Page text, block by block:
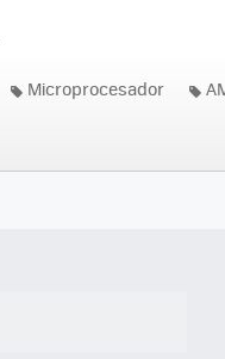
Microprocesador